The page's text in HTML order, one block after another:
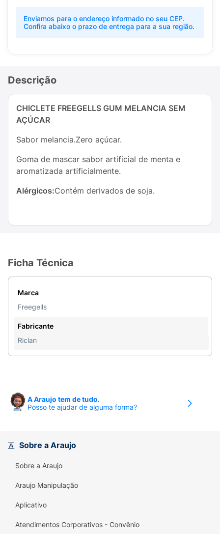
Enviamos para o endereço informado no seu CEP.
Confira abaixo o prazo de entrega para a sua região.
Descrição
CHICLETE FREEGELLS GUM MELANCIA SEM
AÇÚCAR
Sabor melancia.Zero açúcar.
Goma de mascar sabor artificial de menta e
aromatizada artificialmente.
Alérgicos:Contém derivados de soja.
Ficha Técnica
Marca
Freegells
Fabricante
Riclan
A Araujo tem de tudo.
Posso te ajudar de alguma forma?
Sobre a Araujo
Sobre a Araujo
Araujo Manipulação
Aplicativo
Atendimentos Corporativos - Convênio